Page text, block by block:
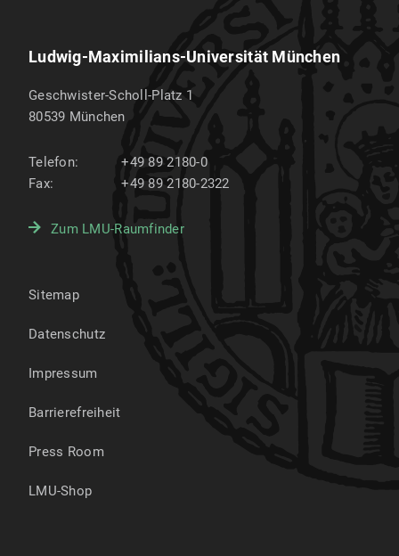
Ludwig-Maximilians-Universität München
Geschwister-Scholl-Platz 1
80539 München
Telefon:
+49 89 2180-0
Fax:
+49 89 2180-2322
Zum LMU-Raumfinder
Sitemap
Datenschutz
Impressum
Barrierefreiheit
Press Room
LMU-Shop